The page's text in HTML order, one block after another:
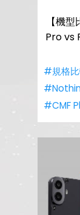
【機
Pro vs
#規格
#CMF